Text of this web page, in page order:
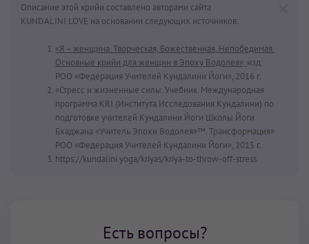
Описание этой крийи составлено авторами сайта
KUNDALINI.LOVE на основании следующих источников:
«Я – женщина. Творческая, Божественная, Непобедимая.
Основные крийи для женщин в Эпоху Водолея», изд:
РОО «Федерация Учителей Кундалини Йоги», 2016 г.
«Стресс и жизненные силы. Учебник. Международная
программа KRI (Института Исследования Кундалини) по
подготовке учителей Кундалини Йоги Школы Йоги
Бхаджана «Учитель Эпохи Водолея»™. Трансформация»
РОО «Федерация Учителей Кундалини Йоги», 2015 г.
https://kundalini.yoga/kriyas/kriya-to-throw-off-stress
Есть вопросы?